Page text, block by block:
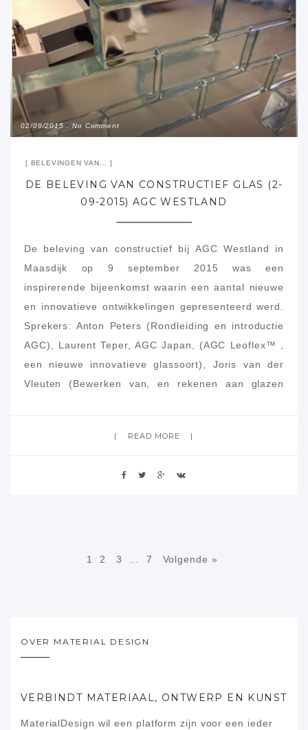
02/09/2015 No Comment
BELEVINGEN VAN...
DE BELEVING VAN CONSTRUCTIEF GLAS (2-
09-2015) AGC WESTLAND
De beleving van constructief bij AGC Westland in
Maasdijk op 9 september 2015 was een
inspirerende bijeenkomst waarin een aantal nieuwe
en innovatieve ontwikkelingen gepresenteerd werd.
Sprekers: Anton Peters (Rondleiding en introductie
AGC), Laurent Teper, AGC Japan, (AGC Leoflex™ ,
een nieuwe innovatieve glassoort), Joris van der
Vleuten (Bewerken van, en rekenen aan glazen
READ MORE
1 2 3 … 7 Volgende »
OVER MATERIAL DESIGN
VERBINDT MATERIAAL, ONTWERP EN KUNST
MaterialDesign wil een platform zijn voor een ieder